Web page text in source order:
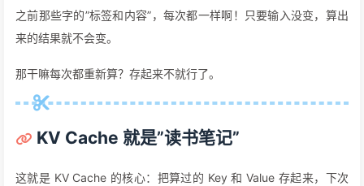
之前那些字的”标签和内容”，每次都一样啊！只要输入没变，算出
来的结果就不会变。
那干嘛每次都重新算？存起来不就行了。
KV Cache 就是”读书笔记”
这就是 KV Cache 的核心：把算过的 Key 和 Value 存起来，下次